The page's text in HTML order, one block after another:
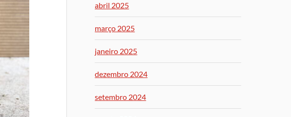
abril 2025
março 2025
janeiro 2025
dezembro 2024
setembro 2024